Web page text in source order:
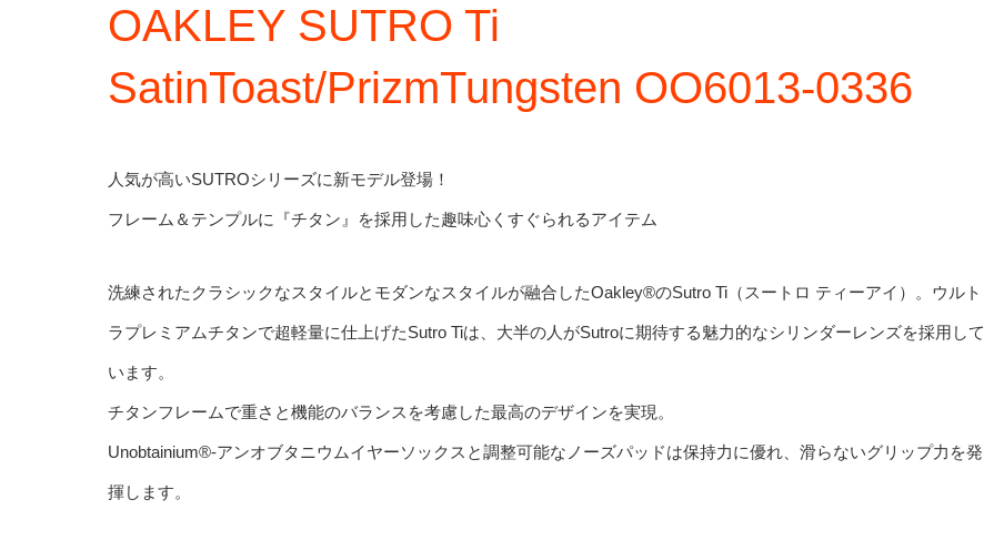
OAKLEY SUTRO Ti
SatinToast/PrizmTungsten OO6013-0336
人気が高いSUTROシリーズに新モデル登場！
フレーム＆テンプルに『チタン』を採用した趣味心くすぐられるアイテム
洗練されたクラシックなスタイルとモダンなスタイルが融合したOakley®のSutro Ti（スートロ ティーアイ）。ウルト
ラプレミアムチタンで超軽量に仕上げたSutro Tiは、大半の人がSutroに期待する魅力的なシリンダーレンズを採用して
います。
チタンフレームで重さと機能のバランスを考慮した最高のデザインを実現。
Unobtainium®-アンオブタニウムイヤーソックスと調整可能なノーズパッドは保持力に優れ、滑らないグリップ力を発
揮します。